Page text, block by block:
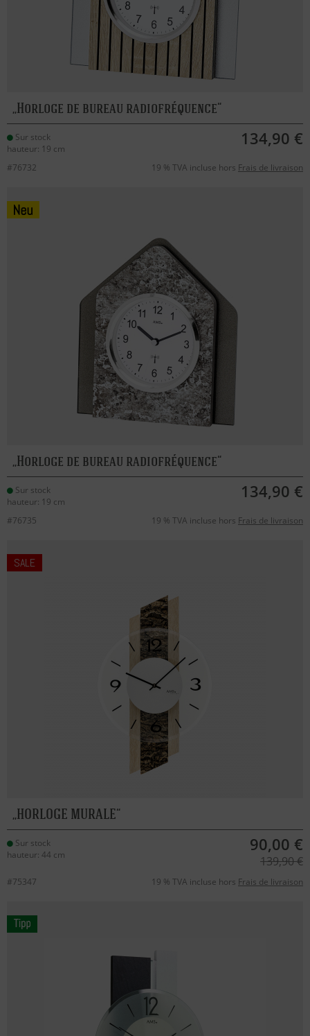
Horloge de bureau radiofréquence
Sur stock
hauteur: 19 cm
134,90 €
#76732 19 % TVA incluse hors Frais de livraison
Horloge de bureau radiofréquence
Sur stock
hauteur: 19 cm
134,90 €
#76735 19 % TVA incluse hors Frais de livraison
SALE
HORLOGE MURALE
Sur stock
hauteur: 44 cm
90,00 €
139,90 €
#75347 19 % TVA incluse hors Frais de livraison